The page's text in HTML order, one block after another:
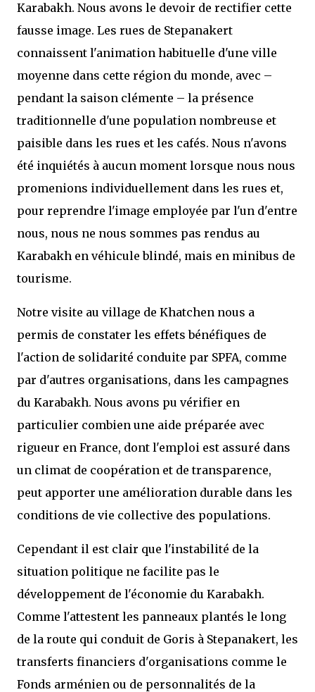
Karabakh. Nous avons le devoir de rectifier cette
fausse image. Les rues de Stepanakert
connaissent l'animation habituelle d'une ville
moyenne dans cette région du monde, avec –
pendant la saison clémente – la présence
traditionnelle d'une population nombreuse et
paisible dans les rues et les cafés. Nous n'avons
été inquiétés à aucun moment lorsque nous nous
promenions individuellement dans les rues et,
pour reprendre l'image employée par l'un d'entre
nous, nous ne nous sommes pas rendus au
Karabakh en véhicule blindé, mais en minibus de
tourisme.
Notre visite au village de Khatchen nous a
permis de constater les effets bénéfiques de
l'action de solidarité conduite par SPFA, comme
par d'autres organisations, dans les campagnes
du Karabakh. Nous avons pu vérifier en
particulier combien une aide préparée avec
rigueur en France, dont l'emploi est assuré dans
un climat de coopération et de transparence,
peut apporter une amélioration durable dans les
conditions de vie collective des populations.
Cependant il est clair que l'instabilité de la
situation politique ne facilite pas le
développement de l'économie du Karabakh.
Comme l'attestent les panneaux plantés le long
de la route qui conduit de Goris à Stepanakert, les
transferts financiers d'organisations comme le
Fonds arménien ou de personnalités de la